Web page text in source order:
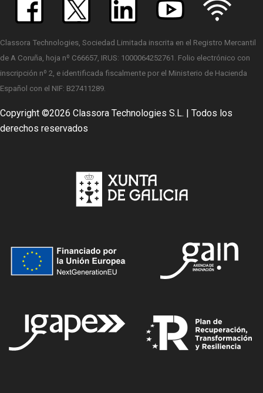
Classora Technologies, Sociedad Limitada inscrita en el Registro Mercantil
de A Coruña, hoja nº C66657, IRUS: 1000064252761. Folio electrónico con
inscripción nº 2, e identificada fiscalmente por el Ministerio de Hacienda
Español con el NIF: B27411289.
Copyright ©2026 Classora Technologies S.L. | Todos los
derechos reservados